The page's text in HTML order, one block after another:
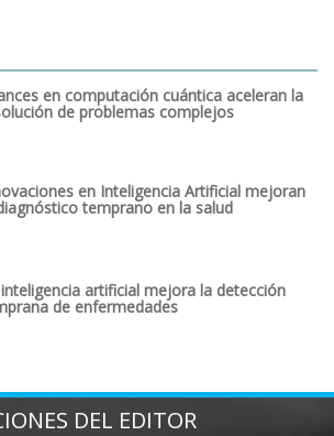
en computación cuántica aceleran la
de problemas complejos
en Inteligencia Artificial mejoran
temprano en la salud
artificial mejora la detección
de enfermedades
DEL EDITOR